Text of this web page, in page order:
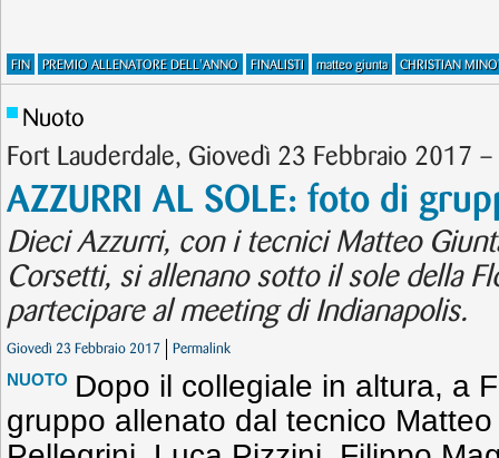
FIN PREMIO ALLENATORE DELL'ANNO FINALISTI matteo giunta CHRISTIAN
Nuoto
Fort Lauderdale, Giovedì 23 Febbraio 2017
AZZURRI AL SOLE: foto di
Dieci Azzurri, con i tecnici Matteo
Corsetti, si allenano sotto il sole della
partecipare al meeting di Indianapolis.
Giovedì 23 Febbraio 2017 Permalink
NUOTO Dopo il collegiale in altura, a
gruppo allenato dal tecnico